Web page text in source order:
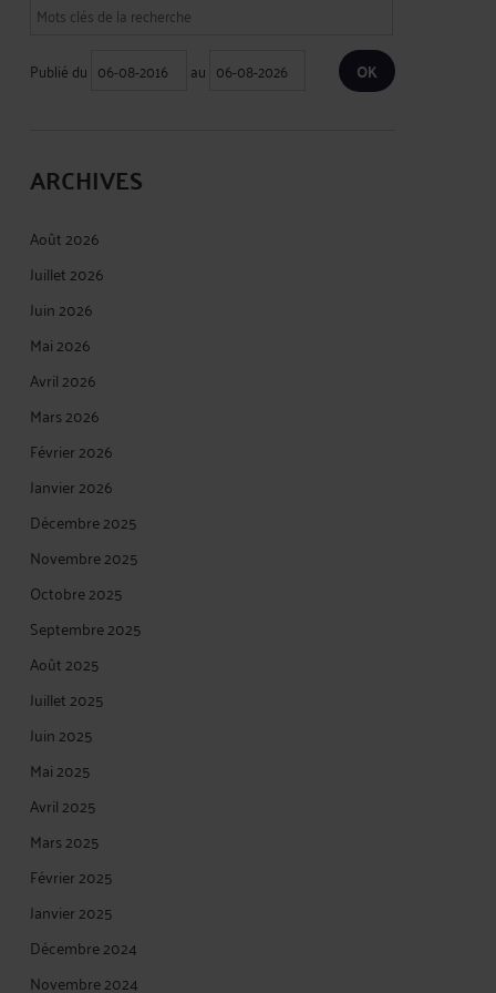
Publié du au
ARCHIVES
Août 2026
Juillet 2026
Juin 2026
Mai 2026
Avril 2026
Mars 2026
Février 2026
Janvier 2026
Décembre 2025
Novembre 2025
Octobre 2025
Septembre 2025
Août 2025
Juillet 2025
Juin 2025
Mai 2025
Avril 2025
Mars 2025
Février 2025
Janvier 2025
Décembre 2024
Novembre 2024